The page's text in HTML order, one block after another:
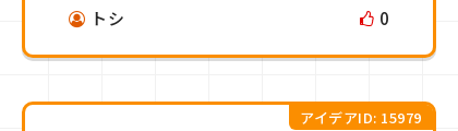
トシ 0
アイデアID: 15979